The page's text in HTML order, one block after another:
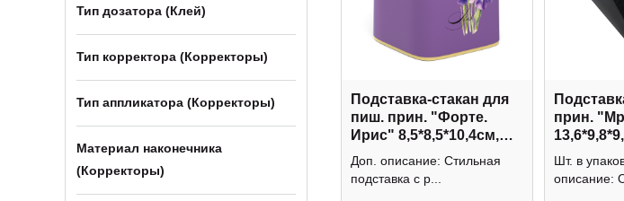
Тип дозатора (Клей)
Тип корректора (Корректоры)
Тип аппликатора (Корректоры)
Материал наконечника
(Корректоры)
Подставка-стакан для
пиш. прин. "Форте.
Ирис" 8,5*8,5*10,4см,
квадрат., пласт, фиол/
жел 58023 EK
Доп. описание: Стильная
подставка с р...
прин.
черно-
Шт. в
описание: